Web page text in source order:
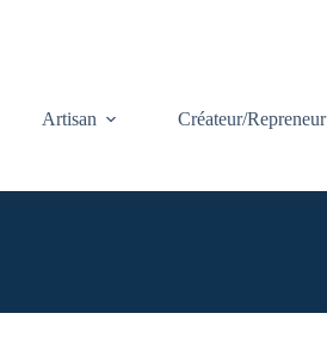
Artisan Créateur/Repreneur